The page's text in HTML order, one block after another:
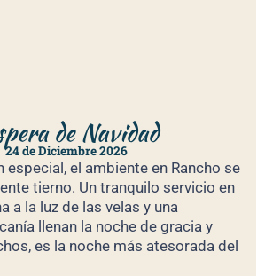
de Navidad
24 de Diciembre 2026
especial, el ambiente en Rancho se
tierno. Un tranquilo servicio en
a la luz de las velas y una
llenan la noche de gracia y
es la noche más atesorada del